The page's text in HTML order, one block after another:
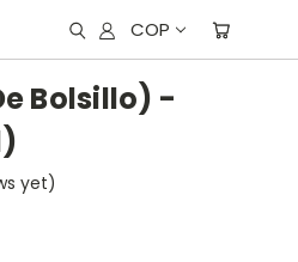
COP
Bolsillo) -
yet)